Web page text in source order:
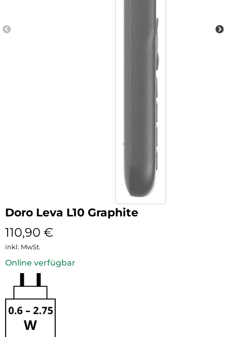
Doro Leva L10 Graphite
110,90 €
inkl. MwSt.
Online verfügbar